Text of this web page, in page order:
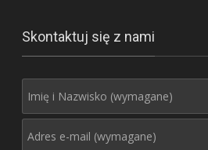
Skontaktuj się z nami